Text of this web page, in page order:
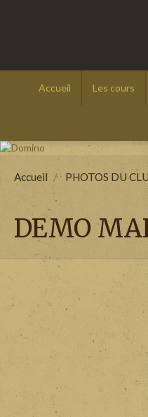
Accueil Les cours
Accueil PHOTOS DU
DEMO